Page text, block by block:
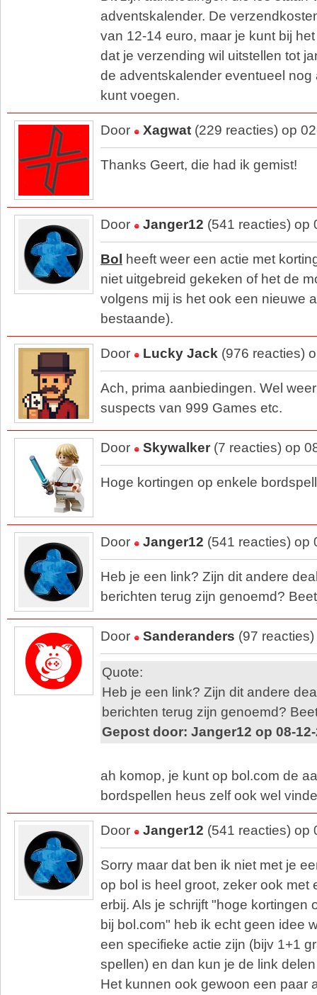
adventskalender. De
van 12-14 euro, maar je kunt bij
dat je verzending wil uitstellen tot
de adventskalender eventueel nog
kunt voegen.
Door Xagwat (229 reacties) op
Thanks Geert, die had ik gemist!
Door Janger12 (541 reacties) op
Bol
heeft weer een actie met
niet uitgebreid gekeken of het de
volgens mij is het ook een nieuwe
bestaande).
Door Lucky Jack (976 reacties)
Ach, prima aanbiedingen. Wel
suspects van 999 Games etc.
Door Skywalker (7 reacties) op
Hoge kortingen op enkele
Door Janger12 (541 reacties) op
Heb je een link? Zijn dit andere
berichten terug zijn genoemd?
Door Sanderanders (97
Quote:
Heb je een link? Zijn dit andere
berichten terug zijn genoemd?
Gepost door: Janger12 op 08-
ah komop, je kunt op bol.com de
bordspellen heus zelf ook wel
Door Janger12 (541 reacties) op
Sorry maar dat ben ik niet met je
op bol is heel groot, zeker ook met
erbij. Als je schrijft "hoge kortingen
bij bol.com" heb ik echt geen idee
een specifieke actie zijn (bijv 1+1
spellen) en dan kun je de link
Het kunnen ook gewoon een paar